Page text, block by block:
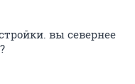
вы севернее